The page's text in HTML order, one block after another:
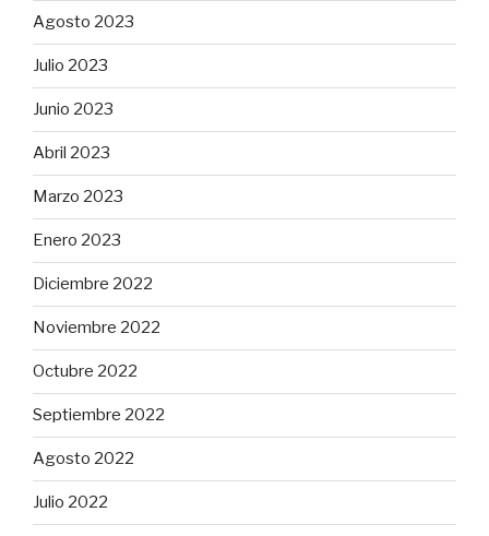
Agosto 2023
Julio 2023
Junio 2023
Abril 2023
Marzo 2023
Enero 2023
Diciembre 2022
Noviembre 2022
Octubre 2022
Septiembre 2022
Agosto 2022
Julio 2022